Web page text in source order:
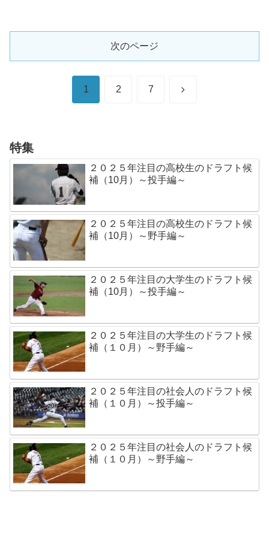
次のページ
1 2 7 次
特集
２０２５年注目の高校生のドラフト候
補（10月）～投手編～
２０２５年注目の高校生のドラフト候
補（10月）～野手編～
２０２５年注目の大学生のドラフト候
補（10月）～投手編～
２０２５年注目の大学生のドラフト候
補（１０月）～野手編～
２０２５年注目の社会人のドラフト候
補（１０月）～投手編～
２０２５年注目の社会人のドラフト候
補（１０月）～野手編～